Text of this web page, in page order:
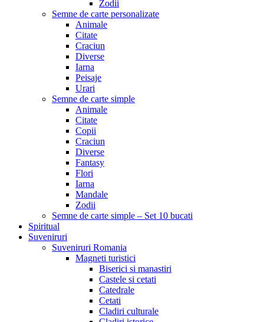
Zodii
Semne de carte personalizate
Animale
Citate
Craciun
Diverse
Iarna
Peisaje
Urari
Semne de carte simple
Animale
Citate
Copii
Craciun
Diverse
Fantasy
Flori
Iarna
Mandale
Zodii
Semne de carte simple – Set 10 bucati
Spiritual
Suveniruri
Suveniruri Romania
Magneti turistici
Biserici si manastiri
Castele si cetati
Catedrale
Cetati
Cladiri culturale